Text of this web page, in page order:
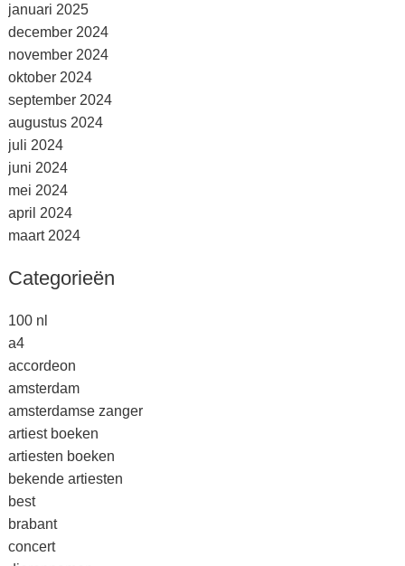
januari 2025
december 2024
november 2024
oktober 2024
september 2024
augustus 2024
juli 2024
juni 2024
mei 2024
april 2024
maart 2024
Categorieën
100 nl
a4
accordeon
amsterdam
amsterdamse zanger
artiest boeken
artiesten boeken
bekende artiesten
best
brabant
concert